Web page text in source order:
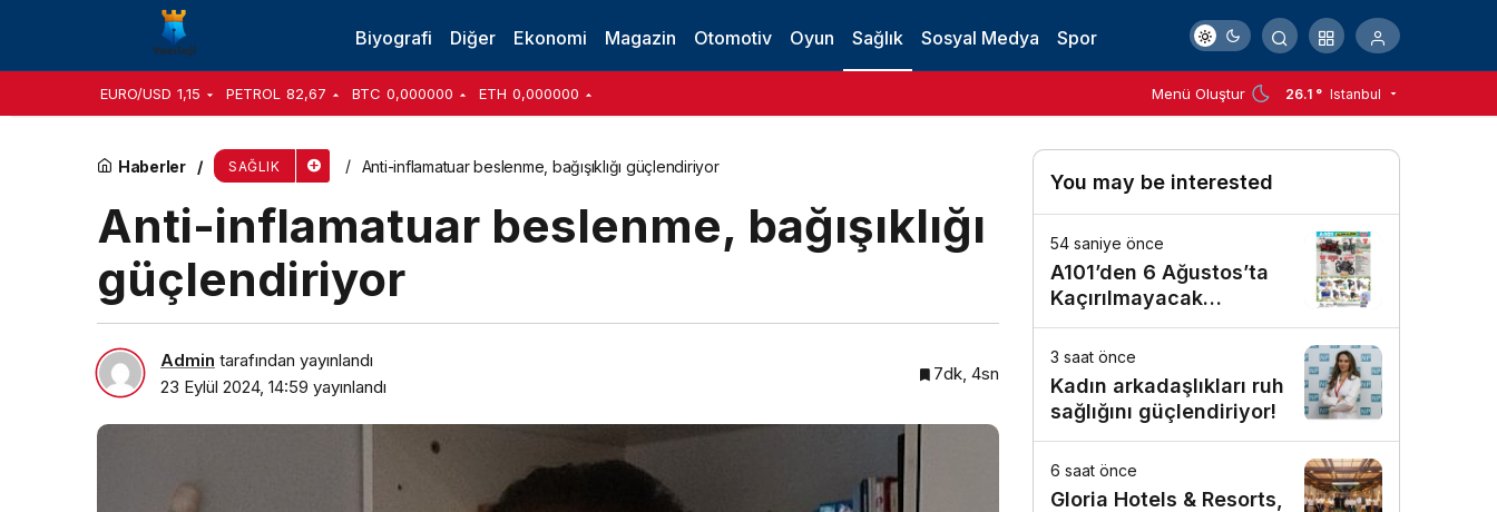
Biyografi Diğer Ekonomi Magazin Otomotiv Oyun Sağlık Sosyal Medya Spor
EURO/USD 1,15 PETROL 82,67 BTC 0,000000 ETH 0,000000 Menü Oluştur 26.1 ° Istanbul
Haberler SAĞLIK Anti-inflamatuar beslenme, bağışıklığı güçlendiriyor
Anti-inflamatuar beslenme, bağışıklığı
güçlendiriyor
Admin tarafından yayınlandı
23 Eylül 2024, 14:59 yayınlandı
7dk, 4sn
You may be interested
54 saniye önce
A101’den 6 Ağustos’ta
Kaçırılmayacak
Motosiklet Fırsatı
3 saat önce
Kadın arkadaşlıkları ruh
sağlığını güçlendiriyor!
6 saat önce
Gloria Hotels & Resorts,
Cinsel istismarın izleri hayat boyu kalıyor!